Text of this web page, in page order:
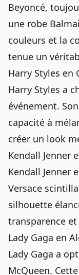
Beyoncé,
une robe
couleurs et la
tenue un
Harry Styles en
Harry Styles a
événement.
capacité à
créer un look
Kendall Jenner
Kendall Jenner
Versace
silhouette
transparence
Lady Gaga en
Lady Gaga a
McQueen.